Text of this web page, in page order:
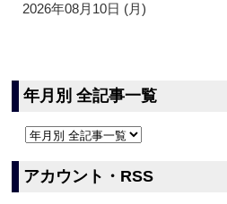
2026年08月10日 (月)
年月別 全記事一覧
アカウント・RSS